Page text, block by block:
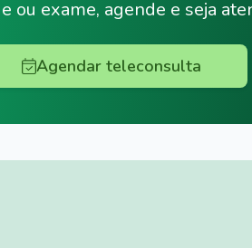
ou exame, agende e seja
Agendar teleconsulta